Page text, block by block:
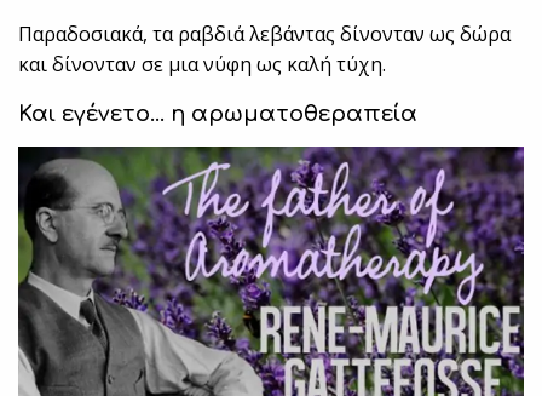
Παραδοσιακά, τα ραβδιά λεβάντας δίνονταν ως δώρα
και δίνονταν σε μια νύφη ως καλή τύχη.
Και εγένετο… η αρωματοθεραπεία